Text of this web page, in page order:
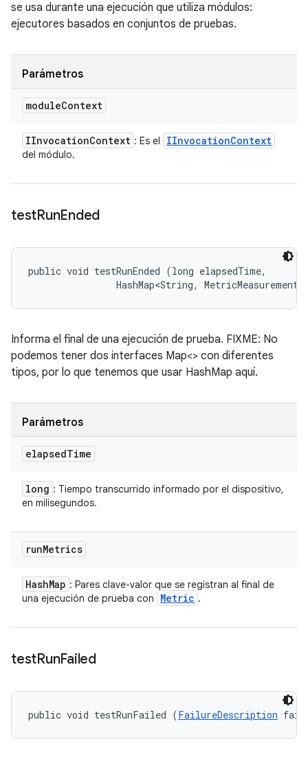
se usa durante una ejecución que utiliza módulos:
ejecutores basados en conjuntos de pruebas.
Parámetros
moduleContext
IInvocationContext : Es el IInvocationContext
del módulo.
testRunEnded
public void testRunEnded (long elapsedTime,
HashMap<String,
Informa el final de una ejecución de prueba. FIXME: No
podemos tener dos interfaces Map<> con diferentes
tipos, por lo que tenemos que usar HashMap aquí.
Parámetros
elapsedTime
long : Tiempo transcurrido informado por el dispositivo,
en milisegundos.
runMetrics
HashMap : Pares clave-valor que se registran al final de
una ejecución de prueba con
Metric .
testRunFailed
public void testRunFailed (FailureDescription